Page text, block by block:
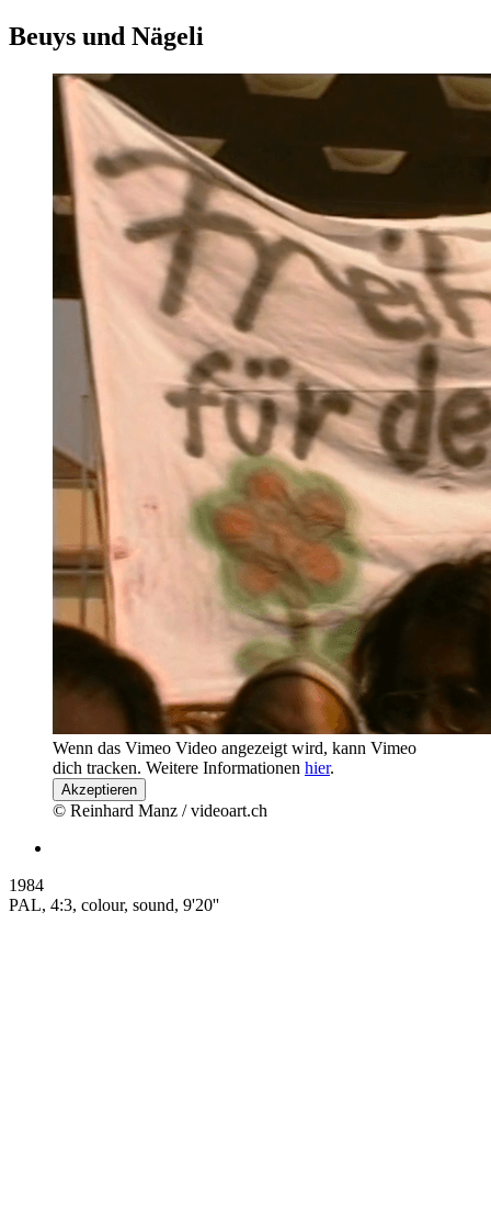
Beuys und Nägeli
Wenn das Vimeo Video angezeigt wird, kann Vimeo
dich tracken. Weitere Informationen hier.
Akzeptieren
© Reinhard Manz / videoart.ch
1984
PAL, 4:3, colour, sound, 9'20''